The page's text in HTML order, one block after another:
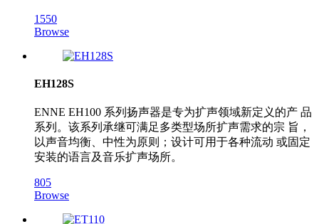
1550
Browse
EH128S
ENNE EH100 系列扬声器是专为扩声领域新定义的产 品
系列。该系列承继可满足多类型场所扩声需求的宗 旨，
以声音均衡、中性为原则；设计可用于各种流动 或固定
安装的语言及音乐扩声场所。
805
Browse